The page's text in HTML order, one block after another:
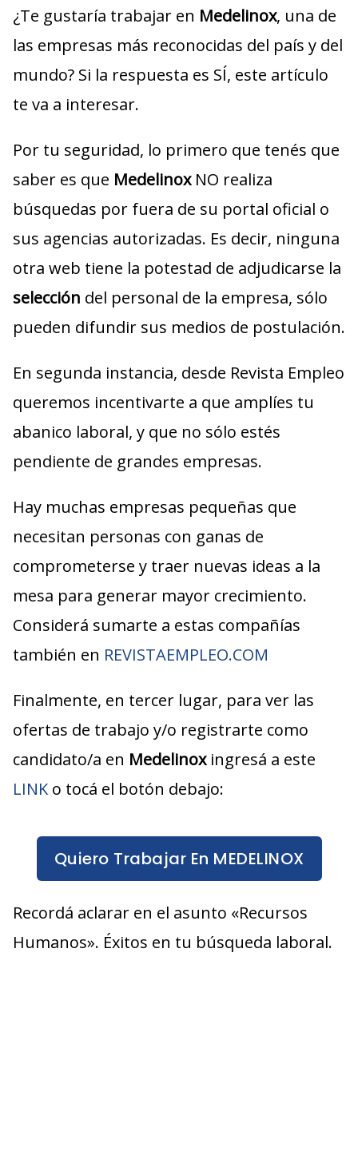
¿Te gustaría trabajar en Medelinox, una de
las empresas más reconocidas del país y del
mundo? Si la respuesta es SÍ, este artículo
te va a interesar.
Por tu seguridad, lo primero que tenés que
saber es que MedelinoxNO realiza
búsquedas por fuera de su portal oficial o
sus agencias autorizadas. Es decir, ninguna
otra web tiene la potestad de adjudicarse la
selección del personal de la empresa, sólo
pueden difundir sus medios de postulación.
En segunda instancia, desde Revista Empleo
queremos incentivarte a que amplíes tu
abanico laboral, y que no sólo estés
pendiente de grandes empresas.
Hay muchas empresas pequeñas que
necesitan personas con ganas de
comprometerse y traer nuevas ideas a la
mesa para generar mayor crecimiento.
Considerá sumarte a estas compañías
también en REVISTAEMPLEO.COM
Finalmente, en tercer lugar, para ver las
ofertas de trabajo y/o registrarte como
candidato/a en Medelinoxingresá a este
LINK o tocá el botón debajo:
Quiero Trabajar En MEDELINOX
Recordá aclarar en el asunto «Recursos
Humanos». Éxitos en tu búsqueda laboral.